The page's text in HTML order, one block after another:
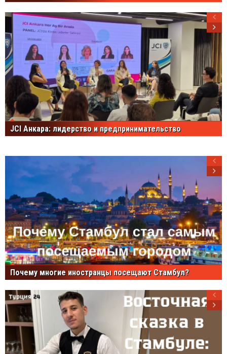
JCI Анкара: лидерство и предпринимательство
Почему многие иностранцы посещают Стамбул?